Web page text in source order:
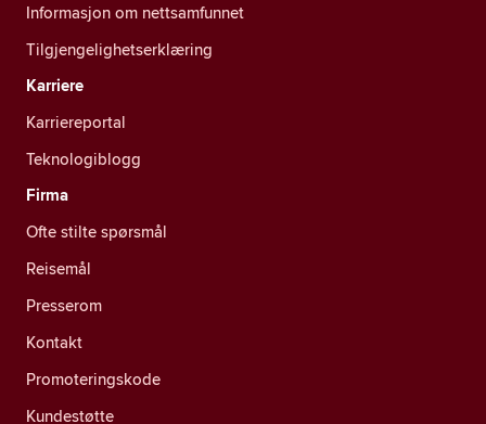
Informasjon om nettsamfunnet
Tilgjengelighetserklæring
Karriere
Karriereportal
Teknologiblogg
Firma
Ofte stilte spørsmål
Reisemål
Presserom
Kontakt
Promoteringskode
Kundestøtte